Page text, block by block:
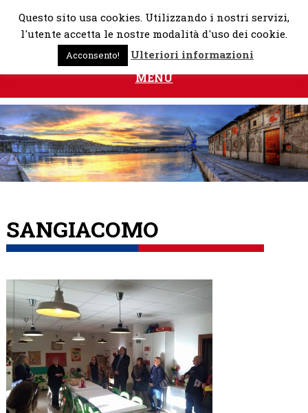
Skip
MENU
SANGIACOMO
Questo sito usa cookies. Utilizzando i nostri servizi,
l'utente accetta le nostre modalità d'uso dei cookie.
Acconsento! Ulteriori informazioni